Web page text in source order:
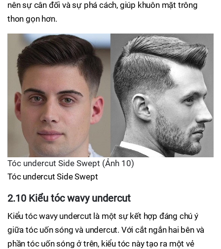
nên sự cân đối và sự phá cách, giúp khuôn mặt trông
thon gọn hơn.
Tóc undercut Side Swept (Ảnh 10)
Tóc undercut Side Swept
2.10 Kiểu tóc wavy undercut
Kiểu tóc wavy undercut là một sự kết hợp đáng chú ý
giữa tóc uốn sóng và undercut. Với cắt ngắn hai bên và
phần tóc uốn sóng ở trên, kiểu tóc này tạo ra một vẻ